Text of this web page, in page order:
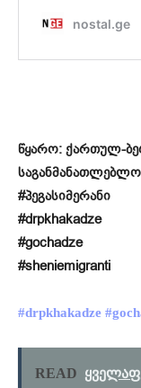
წყარო: ქართულ-
საგანმანათლებლო
#პეგასიმერანი
#drpkhakadze
#gochadze
#sheniemigranti
#drpkhakadze
READ